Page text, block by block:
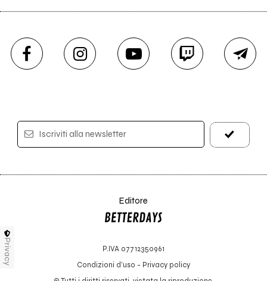
Iscriviti alla newsletter
Editore
P.IVA 07712350961
Condizioni d'uso - Privacy policy
Privacy